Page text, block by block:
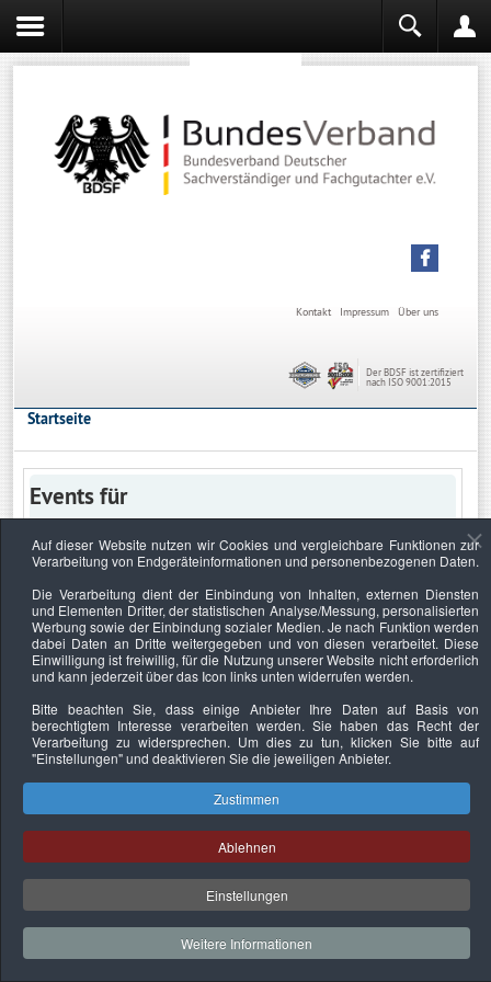
Über uns
Impressum
Kontakt
Der BDSF ist zertifiziert
nach ISO 9001:2015
Startseite
Events für
Keine Termine
Datenschutzerklärung Urheberrechtsnachweise Nachhaltigkeit
Copyright © 2026. Bundesverband Deutscher
Sachverständiger und Fachgutachter e.V..
Auf dieser Website nutzen wir Cookies und vergleichbare Funktionen zur
Verarbeitung von Endgeräteinformationen und personenbezogenen Daten.
Die Verarbeitung dient der Einbindung von Inhalten, externen Diensten
und Elementen Dritter, der statistischen Analyse/Messung, personalisierten
Werbung sowie der Einbindung sozialer Medien. Je nach Funktion werden
dabei Daten an Dritte weitergegeben und von diesen verarbeitet. Diese
Einwilligung ist freiwillig, für die Nutzung unserer Website nicht erforderlich
und kann jederzeit über das Icon links unten widerrufen werden.
Bitte beachten Sie, dass einige Anbieter Ihre Daten auf Basis von
berechtigtem Interesse verarbeiten werden. Sie haben das Recht der
Verarbeitung zu widersprechen. Um dies zu tun, klicken Sie bitte auf
"Einstellungen"und deaktivieren Sie die jeweiligen Anbieter.
Zustimmen
Ablehnen
Einstellungen
Weitere Informationen